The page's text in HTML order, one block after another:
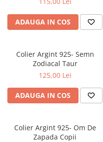
ADAUGA IN COS
Colier Argint 925- Semn
Zodiacal Taur
125,00 Lei
ADAUGA IN COS
Colier Argint 925- Om De
Zapada Copii